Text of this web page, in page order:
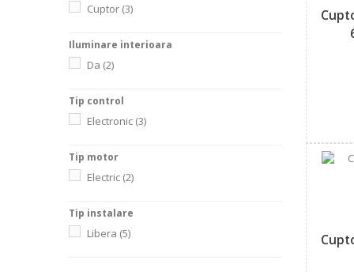
Cuptor (3)
Iluminare interioara
Da (2)
Tip control
Electronic (3)
Tip motor
Electric (2)
Tip instalare
Libera (5)